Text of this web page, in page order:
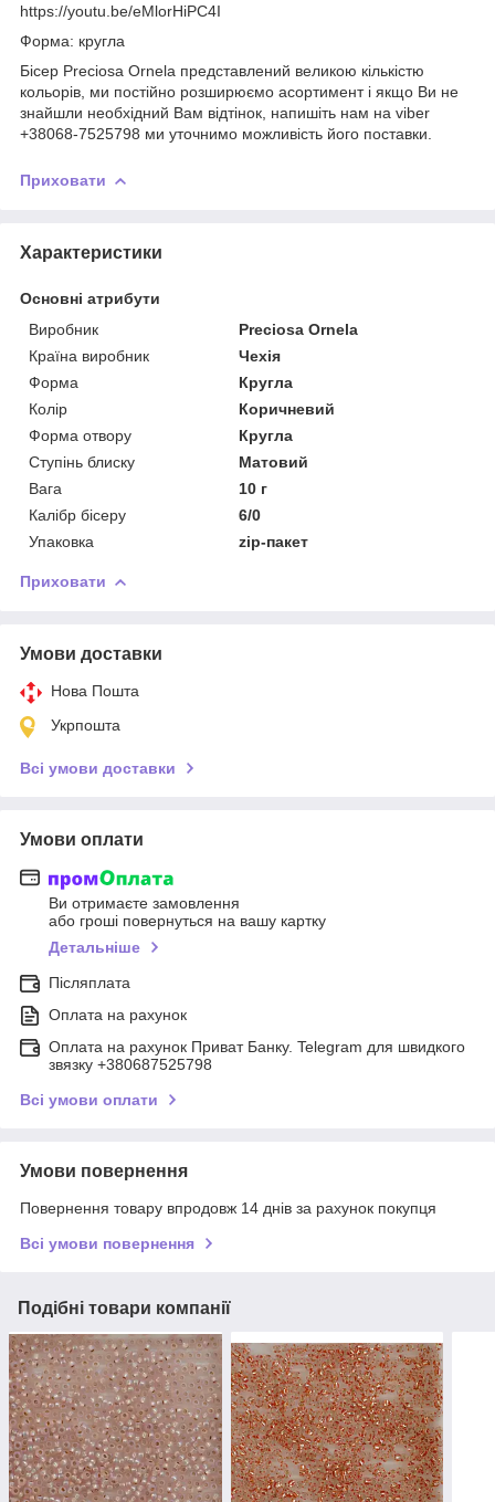
https://youtu.be/eMlorHiPC4I
Форма: кругла
Бісер Preciosa Ornela представлений великою кількістю
кольорів, ми постійно розширюємо асортимент і якщо Ви не
знайшли необхідний Вам відтінок, напишіть нам на viber
+38068-7525798 ми уточнимо можливість його поставки.
Приховати
Характеристики
Основні атрибути
Виробник
Preciosa Ornela
Країна виробник
Чехія
Форма
Кругла
Колір
Коричневий
Форма отвору
Кругла
Ступінь блиску
Матовий
Вага
10 г
Калібр бісеру
6/0
Упаковка
zip-пакет
Приховати
Умови доставки
Нова Пошта
Укрпошта
Всі умови доставки
Умови оплати
Ви отримаєте замовлення
або гроші повернуться на вашу картку
Детальніше
Післяплата
Оплата на рахунок
Оплата на рахунок Приват Банку. Telegram для швидкого
звязку +380687525798
Всі умови оплати
Умови повернення
Повернення товару впродовж 14 днів за рахунок покупця
Всі умови повернення
Подібні товари компанії